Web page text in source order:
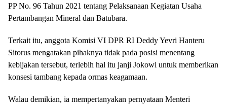
PP No. 96 Tahun 2021 tentang Pelaksanaan Kegiatan Usaha
Pertambangan Mineral dan Batubara.
Terkait itu, anggota Komisi VI DPR RI Deddy Yevri Hanteru
Sitorus mengatakan pihaknya tidak pada posisi menentang
kebijakan tersebut, terlebih hal itu janji Jokowi untuk memberikan
konsesi tambang kepada ormas keagamaan.
Walau demikian, ia mempertanyakan pernyataan Menteri